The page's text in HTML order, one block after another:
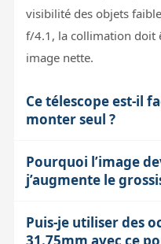
visibilité des objets
f/4.1, la collimation doit
image nette.
Ce télescope est-il
monter seul ?
Le StarGate 458mm est
par une seule personne
réparti. Le miroir
Pourquoi l’image
j’augmente le
À fort grossissement, la
Puis-je utiliser des
31.75mm avec ce